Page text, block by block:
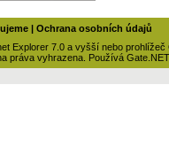
| Ochrana osobních údajů
Explorer 7.0 a vyšší nebo prohlížeč
práva vyhrazena. Používá